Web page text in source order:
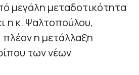
μεγάλη μεταδοτικότητα
η κ. Ψαλτοπούλου,
η μετάλλαξη
των νέων